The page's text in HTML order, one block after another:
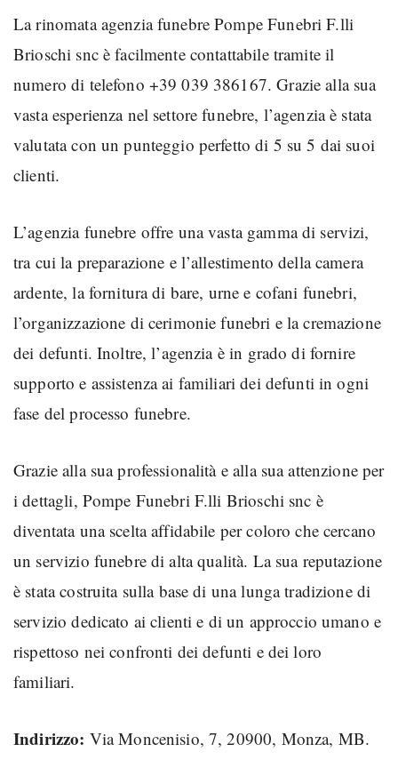
La rinomata agenzia funebre Pompe Funebri F.lli
Brioschi snc è facilmente contattabile tramite il
numero di telefono +39 039 386167. Grazie alla sua
vasta esperienza nel settore funebre, l’agenzia è stata
valutata con un punteggio perfetto di 5 su 5 dai suoi
clienti.
L’agenzia funebre offre una vasta gamma di servizi,
tra cui la preparazione e l’allestimento della camera
ardente, la fornitura di bare, urne e cofani funebri,
l’organizzazione di cerimonie funebri e la cremazione
dei defunti. Inoltre, l’agenzia è in grado di fornire
supporto e assistenza ai familiari dei defunti in ogni
fase del processo funebre.
Grazie alla sua professionalità e alla sua attenzione per
i dettagli, Pompe Funebri F.lli Brioschi snc è
diventata una scelta affidabile per coloro che cercano
un servizio funebre di alta qualità. La sua reputazione
è stata costruita sulla base di una lunga tradizione di
servizio dedicato ai clienti e di un approccio umano e
rispettoso nei confronti dei defunti e dei loro
familiari.
Indirizzo: Via Moncenisio, 7, 20900, Monza, MB.